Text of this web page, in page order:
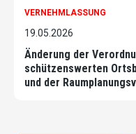
VERNEHMLASSUNG
19.05.2026
Änderung der
schützenswerten
und der